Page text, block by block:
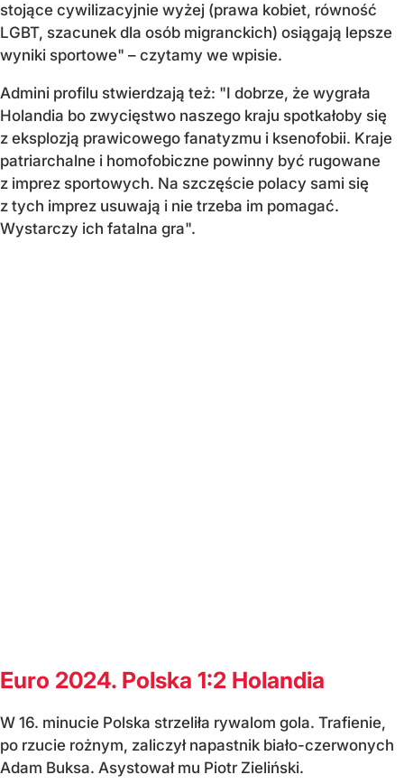
stojące cywilizacyjnie wyżej (prawa kobiet, równość
LGBT, szacunek dla osób migranckich) osiągają lepsze
wyniki sportowe" – czytamy we wpisie.
Admini profilu stwierdzają też: "I dobrze, że wygrała
Holandia bo zwycięstwo naszego kraju spotkałoby się
z eksplozją prawicowego fanatyzmu i ksenofobii. Kraje
patriarchalne i homofobiczne powinny być rugowane
z imprez sportowych. Na szczęście polacy sami się
z tych imprez usuwają i nie trzeba im pomagać.
Wystarczy ich fatalna gra".
Euro 2024. Polska 1:2 Holandia
W 16. minucie Polska strzeliła rywalom gola. Trafienie,
po rzucie rożnym, zaliczył napastnik biało-czerwonych
Adam Buksa. Asystował mu Piotr Zieliński.